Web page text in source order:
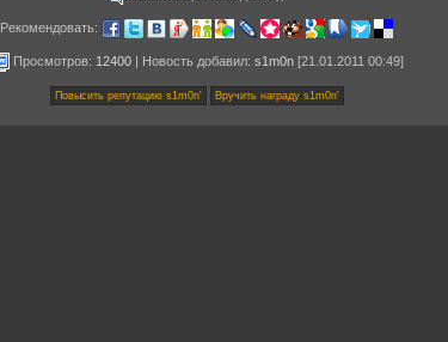
Рекомендовать:
Просмотров: 12400| Новость добавил: s1m0n[21.01.2011 00:49]